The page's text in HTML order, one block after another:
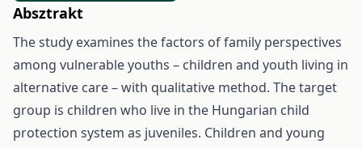
Absztrakt
The study examines the factors of family perspectives
among vulnerable youths – children and youth living in
alternative care – with qualitative method. The target
group is children who live in the Hungarian child
protection system as juveniles. Children and young